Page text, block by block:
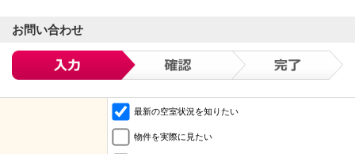
お問い合わせ
最新の空室状況を知りたい
物件を実際に見たい